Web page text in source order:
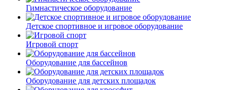
Гимнастическое оборудование
Детское спортивное и игровое оборудование
Игровой спорт
Оборудование для бассейнов
Оборудование для детских площадок